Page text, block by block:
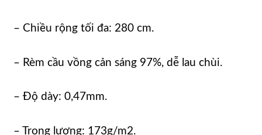
– Chiều rộng tối đa: 280 cm.
– Rèm cầu vồng cản sáng 97%, dễ lau chùi.
– Độ dày: 0,47mm.
– Trọng lượng: 173g/m2.